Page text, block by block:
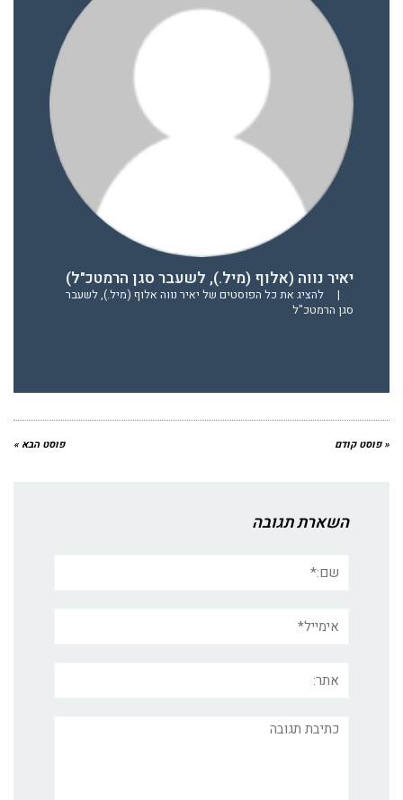
יאיר נווה (אלוף (מיל.), לשעבר סגן הרמטכ"ל)
|
להציג את כל הפוסטים של יאיר נווה אלוף (מיל.), לשעבר
סגן הרמטכ"ל
« פוסט קודם פוסט הבא »
השארת תגובה
תגובה